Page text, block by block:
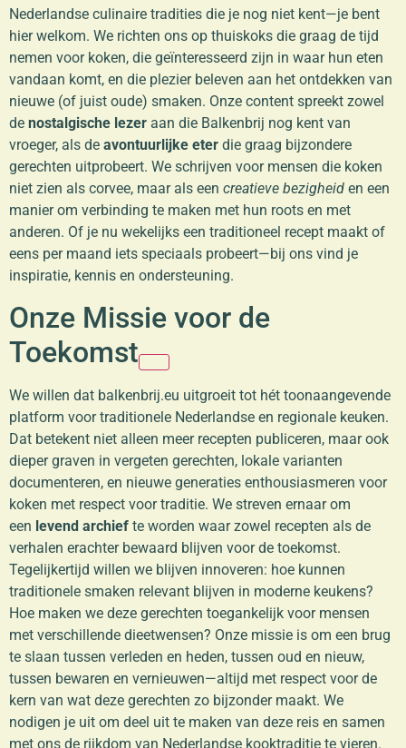
Nederlandse culinaire tradities die je nog niet kent—je bent
hier welkom. We richten ons op thuiskoks die graag de tijd
nemen voor koken, die geïnteresseerd zijn in waar hun eten
vandaan komt, en die plezier beleven aan het ontdekken van
nieuwe (of juist oude) smaken. Onze content spreekt zowel
de nostalgische lezer aan die Balkenbrij nog kent van
vroeger, als de avontuurlijke eter die graag bijzondere
gerechten uitprobeert. We schrijven voor mensen die koken
niet zien als corvee, maar als een creatieve bezigheid en een
manier om verbinding te maken met hun roots en met
anderen. Of je nu wekelijks een traditioneel recept maakt of
eens per maand iets speciaals probeert—bij ons vind je
inspiratie, kennis en ondersteuning.
Onze Missie voor de
Toekomst
We willen dat balkenbrij.eu uitgroeit tot hét toonaangevende
platform voor traditionele Nederlandse en regionale keuken.
Dat betekent niet alleen meer recepten publiceren, maar ook
dieper graven in vergeten gerechten, lokale varianten
documenteren, en nieuwe generaties enthousiasmeren voor
koken met respect voor traditie. We streven ernaar om
een levend archief te worden waar zowel recepten als de
verhalen erachter bewaard blijven voor de toekomst.
Tegelijkertijd willen we blijven innoveren: hoe kunnen
traditionele smaken relevant blijven in moderne keukens?
Hoe maken we deze gerechten toegankelijk voor mensen
met verschillende dieetwensen? Onze missie is om een brug
te slaan tussen verleden en heden, tussen oud en nieuw,
tussen bewaren en vernieuwen—altijd met respect voor de
kern van wat deze gerechten zo bijzonder maakt. We
nodigen je uit om deel uit te maken van deze reis en samen
met ons de rijkdom van Nederlandse kooktraditie te vieren.